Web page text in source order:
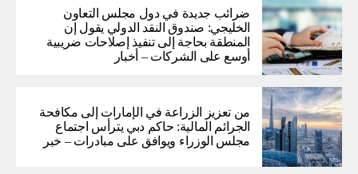
ضرائب جديدة في دول مجلس التعاون
الخليجي: صندوق النقد الدولي يقول إن
المنطقة بحاجة إلى تنفيذ إصلاحات ضريبية
أوسع على الشركات – أخبار
من تعزيز الزراعة في الإمارات إلى مكافحة
الجرائم المالية: حاكم دبي يترأس اجتماع
مجلس الوزراء ويوافق على مبادرات – خبر